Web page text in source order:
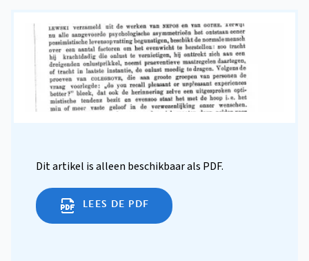
Dit artikel is alleen beschikbaar als PDF.
LEES DE PDF